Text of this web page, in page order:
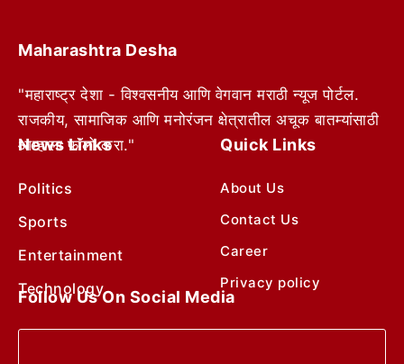
Maharashtra Desha
"महाराष्ट्र देशा - विश्वसनीय आणि वेगवान मराठी न्यूज पोर्टल.
राजकीय, सामाजिक आणि मनोरंजन क्षेत्रातील अचूक बातम्यांसाठी
आम्हाला फॉलो करा."
News Links
Politics
Sports
Entertainment
Technology
Quick Links
About Us
Contact Us
Career
Privacy policy
Follow Us On Social Media